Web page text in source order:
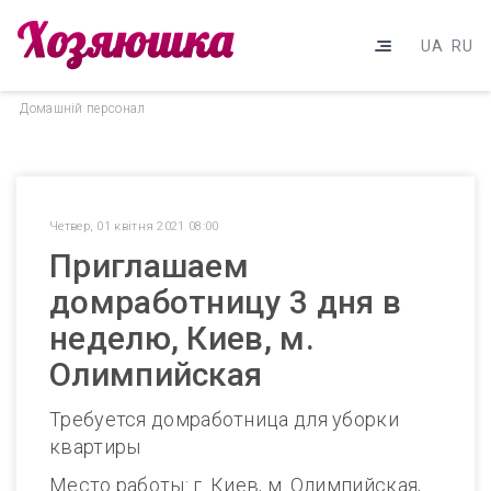
UA RU
Домашнiй персонал
Четвер, 01 квітня 2021 08:00
Приглашаем
домработницу 3 дня в
неделю, Киев, м.
Олимпийская
Требуется домработница для уборки
квартиры
Место работы: г. Киев, м. Олимпийская,